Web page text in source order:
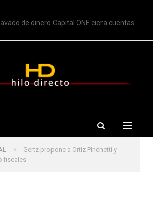
Trump por posible lavado de dinero Capital ONE ciera cuentas de Trump
»
Gertz propone a Ortíz Pinchetti y
fiscales